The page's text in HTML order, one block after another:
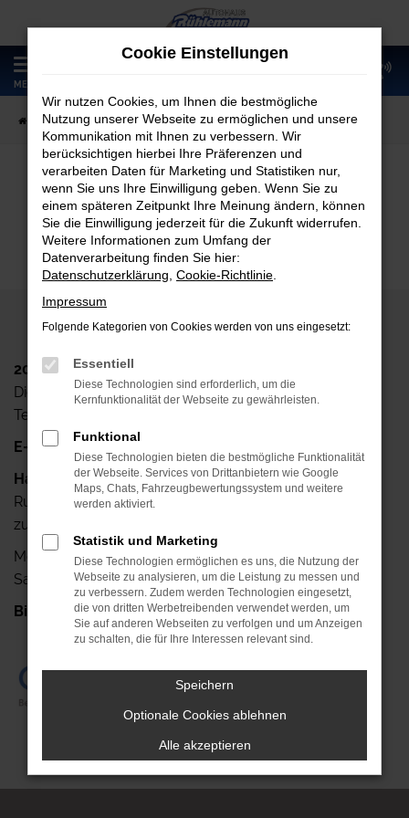
Zum
Hauptinhalt
springen
MENÜ
Startseite Fahrzeugangebote Fahrzeugmarkt
Fahrzeugmarkt
2024 Autohaus Rühlemann GmbH
Dieskaustr. 102, D-04249 Leipzig
Telefax: +49 341-42640-25
E-Mail:
info@autohaus-ruehlemann.de
Haben Sie noch Fragen?
Rufen Sie uns doch einfach an, wir stehen Ihnen gerne
zur Verfügung.
Mo.- Fr.: 7.00 Uhr bis 18.00 Uhr
Sa.: 08.00 Uhr bis 13.00 Uhr
Bis gleich! +49 341-42640-0
Cookie Einstellungen
Wir nutzen Cookies, um Ihnen die bestmögliche
Nutzung unserer Webseite zu ermöglichen und unsere
Kommunikation mit Ihnen zu verbessern. Wir
berücksichtigen hierbei Ihre Präferenzen und
verarbeiten Daten für Marketing und Statistiken nur,
wenn Sie uns Ihre Einwilligung geben. Wenn Sie zu
einem späteren Zeitpunkt Ihre Meinung ändern, können
Sie die Einwilligung jederzeit für die Zukunft widerrufen.
Weitere Informationen zum Umfang der
Datenverarbeitung finden Sie hier:
Datenschutzerklärung Cookie-Richtlinie
Impressum
Folgende Kategorien von Cookies werden von uns eingesetzt:
Essentiell
Diese Technologien sind erforderlich, um die
Kernfunktionalität der Webseite zu gewährleisten.
Funktional
Diese Technologien bieten die bestmögliche Funktionalität
der Webseite. Services von Drittanbietern wie Google
Maps, Chats, Fahrzeugbewertungssystem und weitere
werden aktiviert.
Statistik und Marketing
Diese Technologien ermöglichen es uns, die Nutzung der
Webseite zu analysieren, um die Leistung zu messen und
zu verbessern. Zudem werden Technologien eingesetzt,
die von dritten Werbetreibenden verwendet werden, um
Sie auf anderen Webseiten zu verfolgen und um Anzeigen
zu schalten, die für Ihre Interessen relevant sind.
Speichern
Optionale Cookies ablehnen
Alle akzeptieren